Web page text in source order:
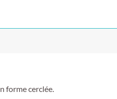
forme cerclée.